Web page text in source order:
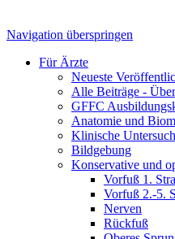
Navigation überspringen
Für Ärzte
Neueste
Alle Beiträge -
GFFC
Anatomie und
Klinische
Bildgebung
Konservative und
Vorfuß 1.
Vorfuß 2.-5.
Nerven
Rückfuß